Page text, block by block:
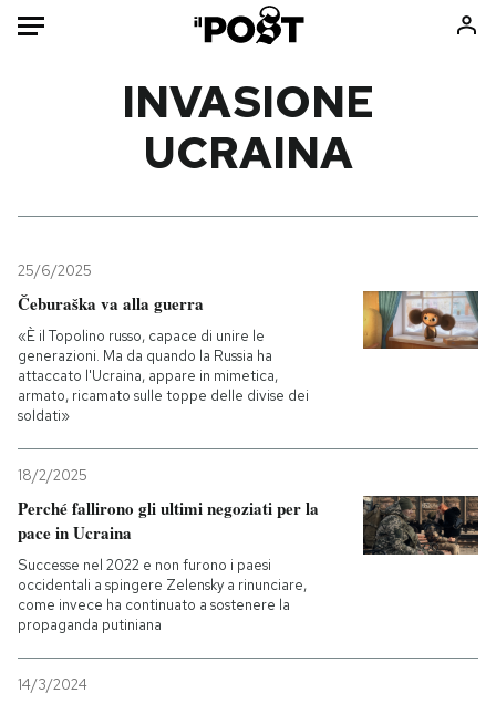
Mondo
Tecnologia
Internet
Scienza
Cultura
Libri
Ok Boomer!
PODCAST
NEWSLETTER
I MIEI PREFERITI
INVASIONE
UCRAINA
25/6/2025
Čeburaška va alla guerra
«È il Topolino russo, capace di unire le
generazioni. Ma da quando la Russia ha
attaccato l'Ucraina, appare in mimetica,
armato, ricamato sulle toppe delle divise dei
soldati»
18/2/2025
Perché fallirono gli ultimi negoziati per la
pace in Ucraina
Successe nel 2022 e non furono i paesi
occidentali a spingere Zelensky a rinunciare,
come invece ha continuato a sostenere la
propaganda putiniana
14/3/2024